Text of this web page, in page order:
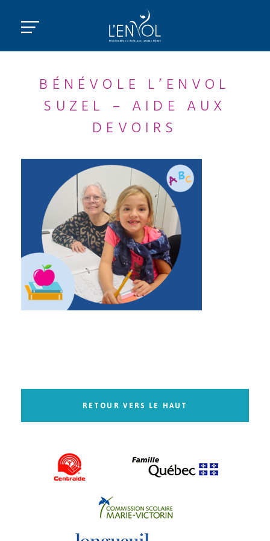
BÉNÉVOLE L’ENVOL
SUZEL – AIDE AUX
DEVOIRS
RETOUR VERS LE HAUT